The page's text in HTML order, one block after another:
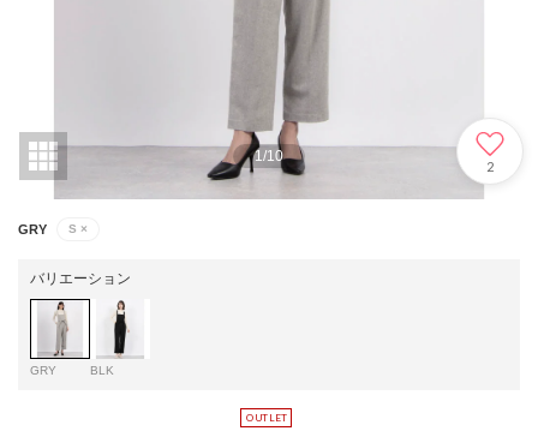
1/10
2
GRY S ×
バリエーション
GRY BLK